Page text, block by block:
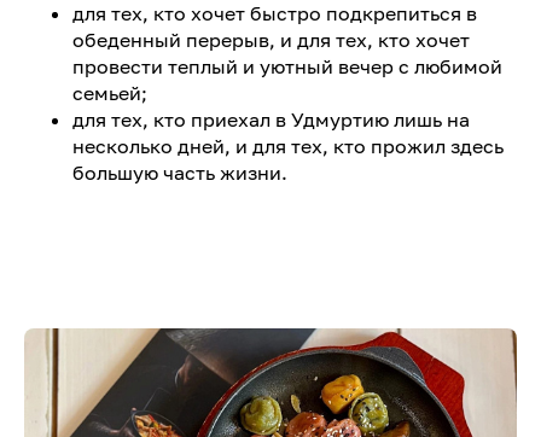
для тех, кто хочет быстро подкрепиться в
обеденный перерыв, и для тех, кто хочет
провести теплый и уютный вечер с любимой
семьей;
для тех, кто приехал в Удмуртию лишь на
несколько дней, и для тех, кто прожил здесь
большую часть жизни.